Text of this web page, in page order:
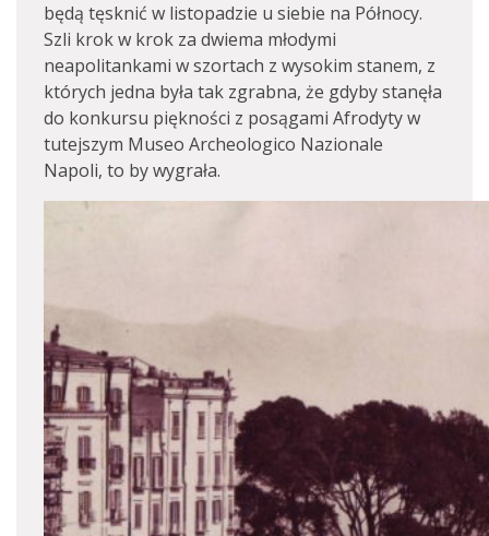
będą tęsknić w listopadzie u siebie na Północy.
Szli krok w krok za dwiema młodymi
neapolitankami w szortach z wysokim stanem, z
których jedna była tak zgrabna, że gdyby stanęła
do konkursu piękności z posągami Afrodyty w
tutejszym Museo Archeologico Nazionale
Napoli, to by wygrała.